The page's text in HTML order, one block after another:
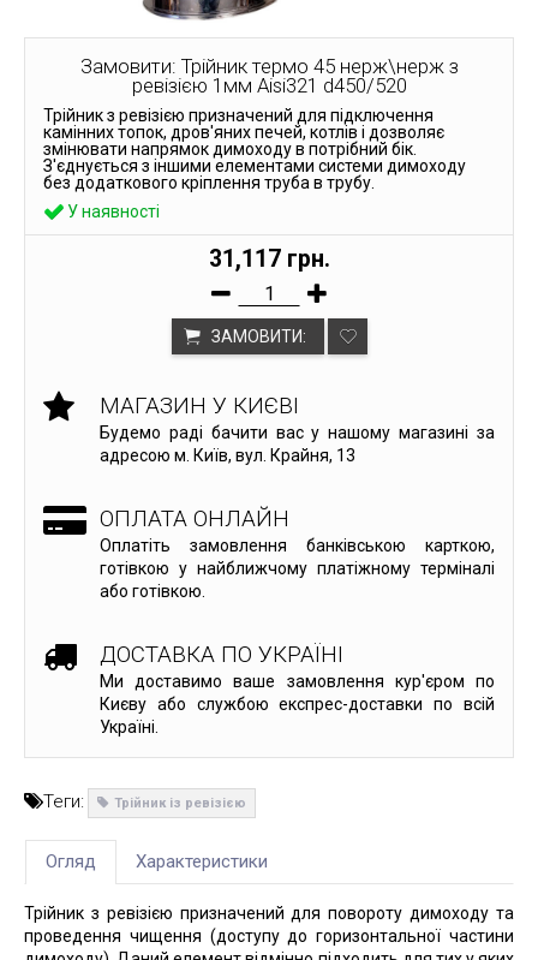
Замовити: Трійник термо 45 нерж\нерж з
ревізією 1мм Aisi321 d450/520
Трійник з ревізією призначений для підключення
камінних топок, дров'яних печей, котлів і дозволяє
змінювати напрямок димоходу в потрібний бік.
З'єднується з іншими елементами системи димоходу
без додаткового кріплення труба в трубу.
У наявності
31,117 грн.
ЗАМОВИТИ:
МАГАЗИН У КИЄВІ
Будемо раді бачити вас у нашому магазині за
адресою м. Київ, вул. Крайня, 13
ОПЛАТА ОНЛАЙН
Оплатіть замовлення банківською карткою,
готівкою у найближчому платіжному терміналі
або готівкою.
ДОСТАВКА ПО УКРАЇНІ
Ми доставимо ваше замовлення кур'єром по
Києву або службою експрес-доставки по всій
Україні.
Теги: Трійник із ревізією
Огляд Характеристики
Трійник з ревізією призначений для повороту димоходу та
проведення чищення (доступу до горизонтальної частини